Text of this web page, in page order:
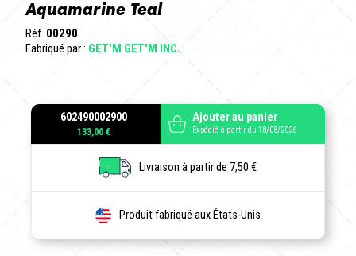
Aquamarine Teal
Réf. 00290
Fabriqué par : GET'M GET'M INC.
602490002900
133,00 €
Ajouter au panier
Expédié à partir du 18/08/2026
Livraison à partir de 7,50 €
Produit fabriqué aux États-Unis